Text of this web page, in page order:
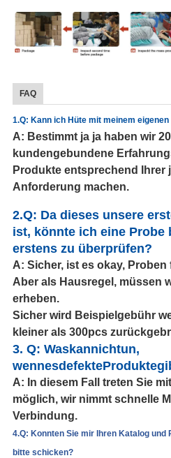
FAQ
1.Q: Kann ich Hüte mit meinem
A: Bestimmt ja ja haben wir
kundengebundene
Produkte entsprechend Ihrer
Anforderung machen.
2.Q: Da dieses unsere
ist, könnte ich eine Probe
erstens zu überprüfen?
A: Sicher, ist es okay,
Aber als Hausregel, müssen
erheben.
Sicher wird Beispielgebühr
kleiner als 300pcs
3. Q: Waskannichtun,
A: In diesem Fall treten Sie
möglich, wir nimmt schnelle
Verbindung.
4.Q: Konnten Sie mir Ihren Katalog
bitte schicken?